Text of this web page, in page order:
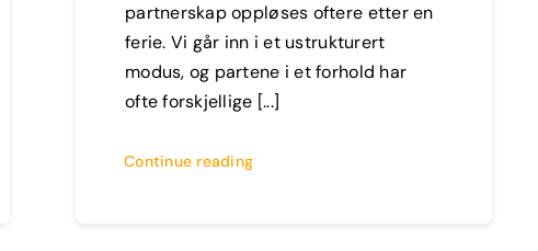
partnerskap oppløses oftere etter en
ferie. Vi går inn i et ustrukturert
modus, og partene i et forhold har
ofte forskjellige [...]
Continue reading